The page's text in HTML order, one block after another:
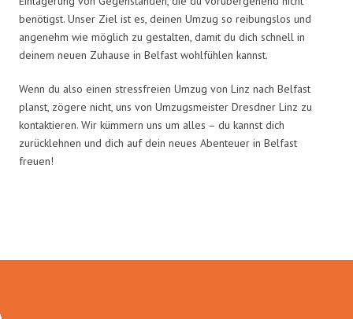
benötigst. Unser Ziel ist es, deinen Umzug so reibungslos und
angenehm wie möglich zu gestalten, damit du dich schnell in
deinem neuen Zuhause in Belfast wohlfühlen kannst.
Wenn du also einen stressfreien Umzug von Linz nach Belfast
planst, zögere nicht, uns von Umzugsmeister Dresdner Linz zu
kontaktieren. Wir kümmern uns um alles – du kannst dich
zurücklehnen und dich auf dein neues Abenteuer in Belfast
freuen!